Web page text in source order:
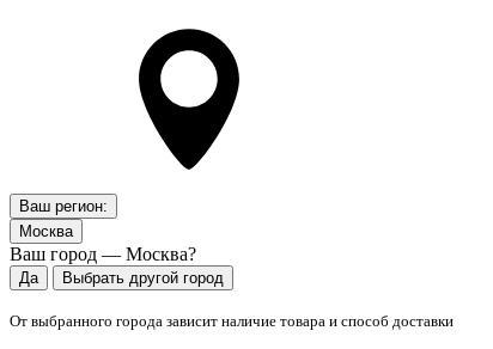
Ваш регион:
Москва
Ваш город — Москва?
Да Выбрать другой город
От выбранного города зависит наличие товара и способ доставки